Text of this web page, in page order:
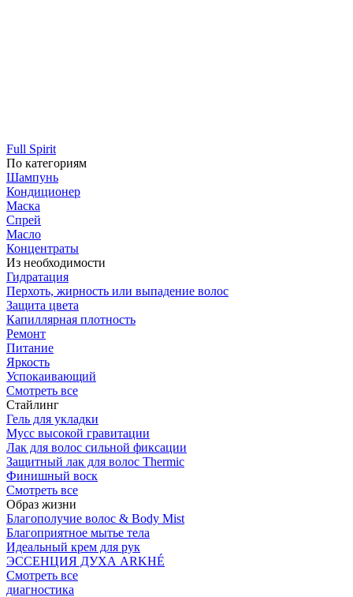
Full Spirit
По категориям
Шампунь
Кондиционер
Маска
Спрей
Масло
Концентраты
Из необходимости
Гидратация
Перхоть, жирность или выпадение волос
Защита цвета
Капиллярная плотность
Ремонт
Питание
Яркость
Успокаивающий
Смотреть все
Стайлинг
Гель для укладки
Мусс высокой гравитации
Лак для волос сильной фиксации
Защитный лак для волос Thermic
Финишный воск
Смотреть все
Образ жизни
Благополучие волос & Body Mist
Благоприятное мытье тела
Идеальный крем для рук
ЭССЕНЦИЯ ДУХА ARKHÉ
Смотреть все
диагностика